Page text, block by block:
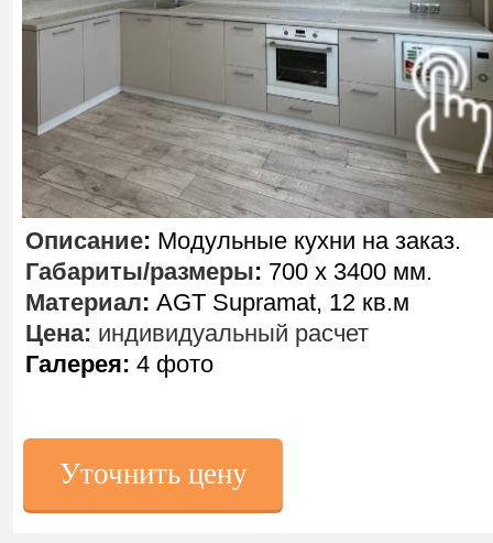
Уточнить цену
Описание: Модульные кухни на заказ.
Габариты/размеры: 700 х 3400 мм.
Материал: AGT Supramat, 12 кв.м
Цена: индивидуальный расчет
Галерея: 4 фото